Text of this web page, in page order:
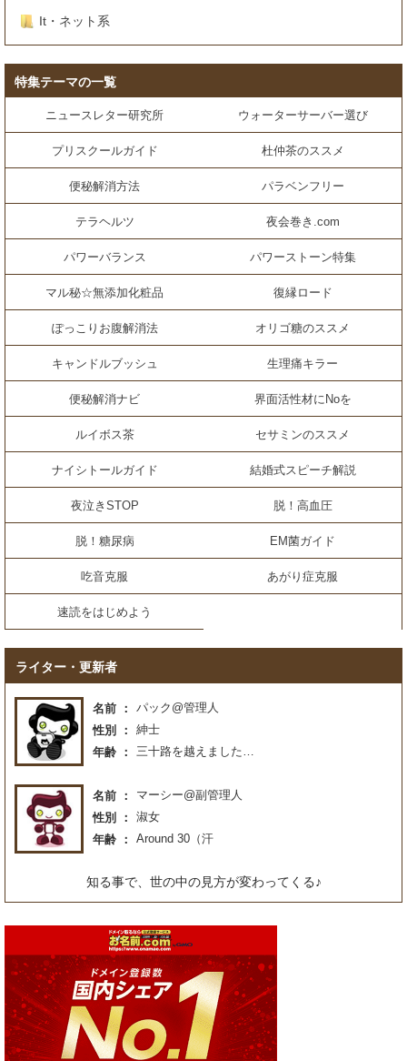
It・ネット系
特集テーマの一覧
ニュースレター研究所 ウォーターサーバー選び
プリスクールガイド 杜仲茶のススメ
便秘解消方法 パラベンフリー
テラヘルツ 夜会巻き.com
パワーバランス パワーストーン特集
マル秘☆無添加化粧品 復縁ロード
ぽっこりお腹解消法 オリゴ糖のススメ
キャンドルブッシュ 生理痛キラー
便秘解消ナビ 界面活性材にNoを
ルイボス茶 セサミンのススメ
ナイシトールガイド 結婚式スピーチ解説
夜泣きSTOP 脱！高血圧
脱！糖尿病 EM菌ガイド
吃音克服 あがり症克服
速読をはじめよう
ライター・更新者
名前
パック@管理人
性別
紳士
年齢
三十路を越えました…
名前
マーシー@副管理人
性別
淑女
年齢
Around 30（汗
知る事で、世の中の見方が変わってくる♪